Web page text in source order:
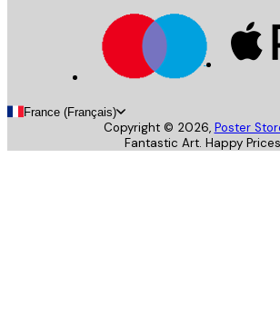
France (Français)
Copyright © 2026, Poster
Fantastic Art. Happy